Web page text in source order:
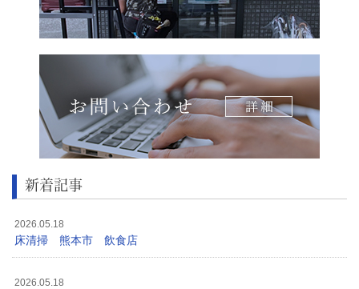
新着記事
2026.05.18
床清掃 熊本市 飲食店
2026.05.18